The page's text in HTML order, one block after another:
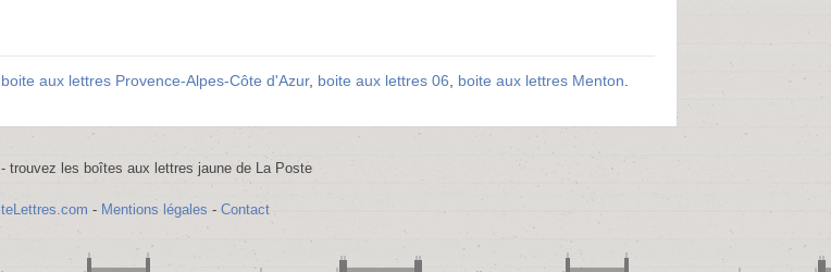
boite aux lettres Provence-Alpes-Côte d'Azur, boite aux lettres 06 boite aux lettres Menton
trouvez les boîtes aux lettres jaune de La Poste
- Mentions légales - Contact